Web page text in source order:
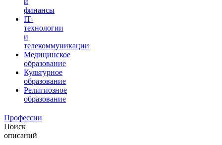
финансы
IT-
технологии
и
телекоммуникации
Медицинское
образование
Культурное
образование
Религиозное
образование
Профессии
Поиск
описаний